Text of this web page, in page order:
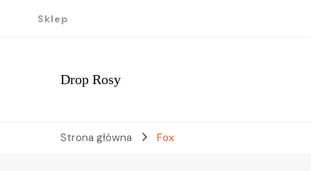
Sklep
Drop Rosy
Strona główna Fox